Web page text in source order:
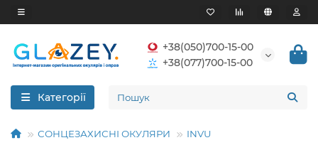
+38(050)700-15-00
+38(077)700-15-00
Категорії
СОНЦЕЗАХИСНІ ОКУЛЯРИ INVU